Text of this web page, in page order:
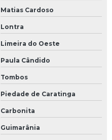
Matias Cardoso
Lontra
Limeira do Oeste
Paula Cândido
Tombos
Piedade de Caratinga
Carbonita
Guimarânia